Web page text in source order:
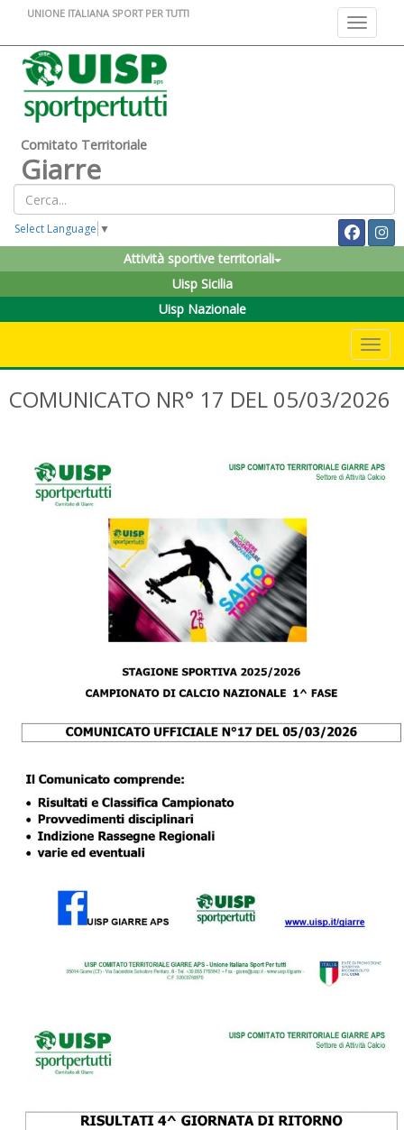
Toggle
UNIONE ITALIANA SPORT PER TUTTI
Comitato Territoriale
Giarre
Select Language ▼
Attività sportive territoriali
Uisp Sicilia
Uisp Nazionale
COMUNICATO NR° 17 DEL 05/03/2026